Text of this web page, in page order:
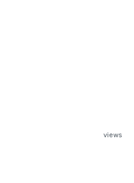
views